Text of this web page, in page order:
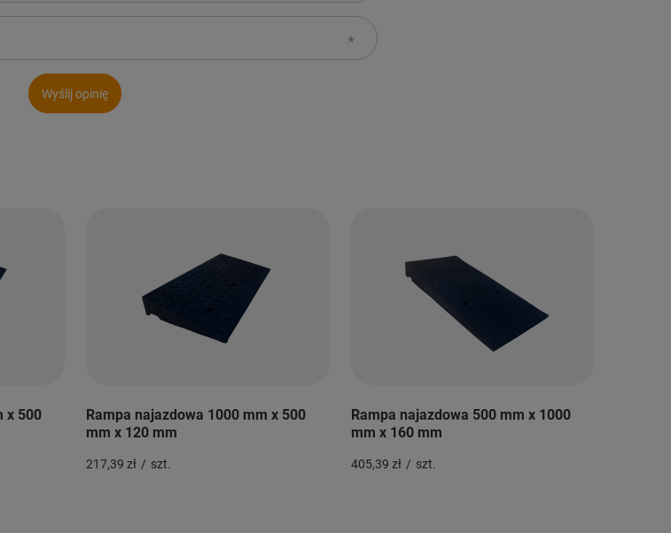
Wyślij opinię
x 500
Rampa najazdowa 1000 mm x 500
mm x 120 mm
217,39 zł / szt.
Rampa najazdowa 500 mm x 1000
mm x 160 mm
405,39 zł / szt.